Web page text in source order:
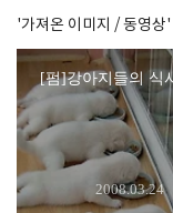
'가져온 이미지 / 동영
[펌]강아지들의 식
2008.03.24